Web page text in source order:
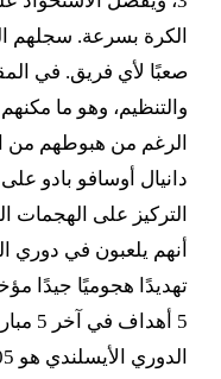
الكرة بسرعة. سجلهم
صعبًا لأي فريق. في
والتنظيم، وهو ما
الرغم من هبوطهم من
دانيال أوسافو بادو
التركيز على الهجمات
أنهم يلعبون في دوري
5